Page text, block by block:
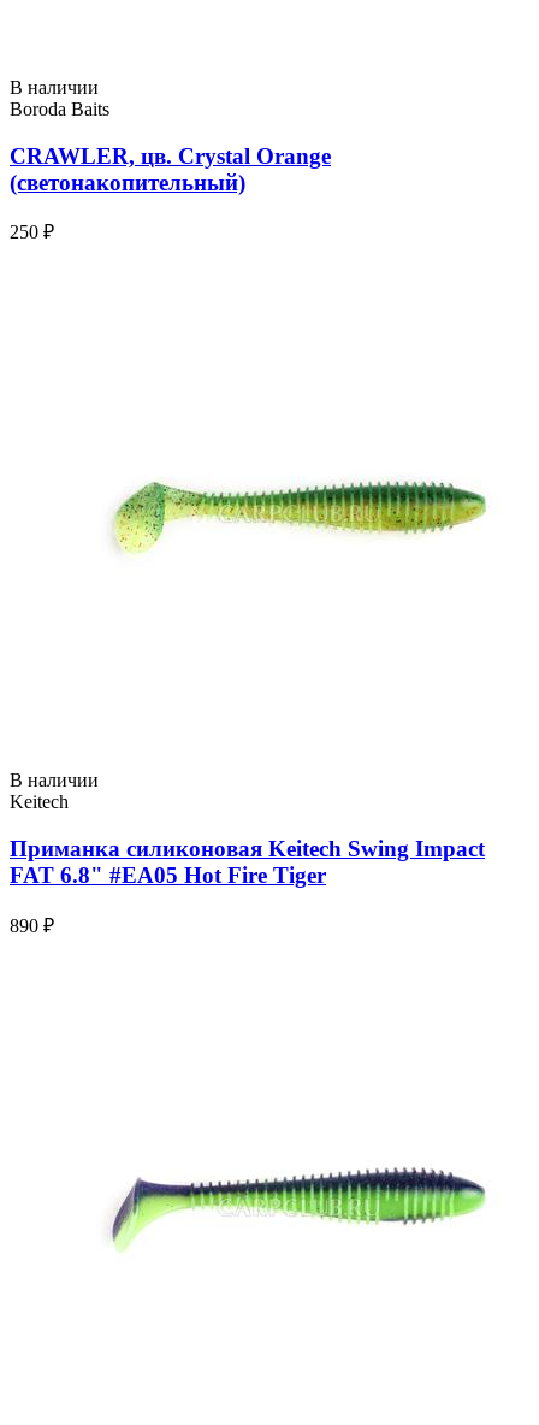
В наличии
Boroda Baits
CRAWLER, цв. Crystal Orange
(светонакопительный)
250 ₽
В наличии
Keitech
Приманка силиконовая Keitech Swing Impact
FAT 6.8" #EA05 Hot Fire Tiger
890 ₽